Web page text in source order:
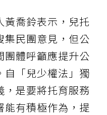
黃喬鈴表示，兒托
集民團意見，但公
團體呼籲應提升公
自「兒少權法」獨
，是要將托育服務
能有積極作為，提